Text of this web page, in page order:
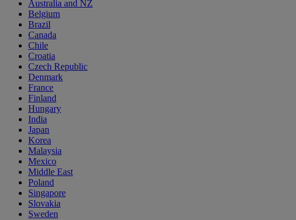
Australia and NZ
Belgium
Brazil
Canada
Chile
Croatia
Czech Republic
Denmark
France
Finland
Hungary
India
Japan
Korea
Malaysia
Mexico
Middle East
Poland
Singapore
Slovakia
Sweden